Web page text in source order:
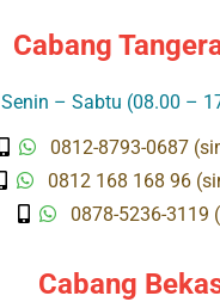
Cabang
Senin – Sabtu (08.00 –
0812-8793-0687
0812 168 168 96
0878-5236-3119
Cabang